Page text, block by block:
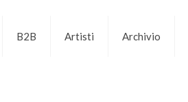
B2B Artisti Archivio